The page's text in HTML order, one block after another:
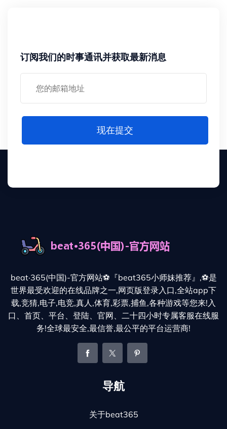
订阅我们的时事通讯并获取最新消息
现在提交
beat·365(中国)-官方网站⚽️『beat365小师妹推荐』,⚽️是
世界最受欢迎的在线品牌之一,网页版登录入口,全站app下
载,竞猜,电子,电竞,真人,体育,彩票,捕鱼,各种游戏等您来!入
口、首页、平台、登陆、官网、二十四小时专属客服在线服
务!全球最安全,最信誉,最公平的平台运营商!
导航
关于beat365